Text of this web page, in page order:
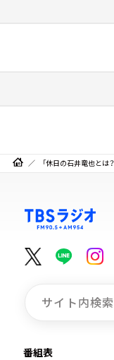
「休日の石井竜也とは
番組表